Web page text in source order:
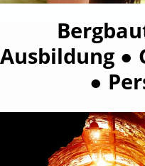
Ausbildung ●
●